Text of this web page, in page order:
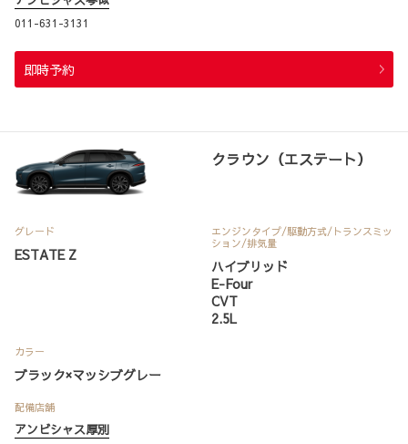
011-631-3131
即時予約
クラウン（エステート）
グレード
ESTATE Z
エンジンタイプ/駆動方式/ トランスミッ
ション/排気量
ハイブリッド
E-Four
CVT
2.5L
カラー
ブラック×マッシブグレー
配備店舗
アンビシャス厚別